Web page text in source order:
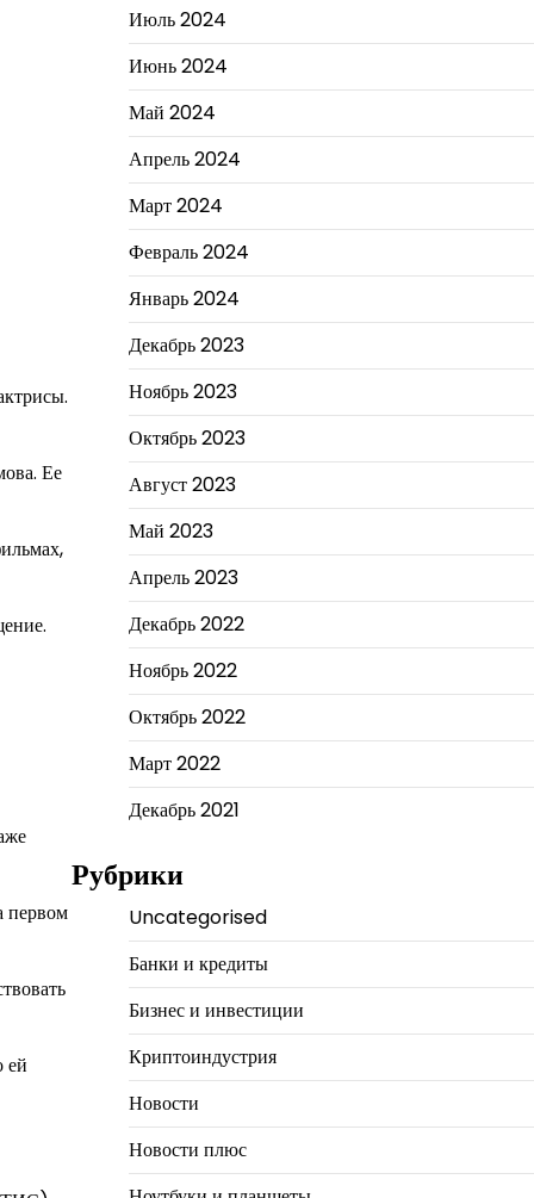
Ее
первом
ей
Июль 2024
Июнь 2024
Май 2024
Апрель 2024
Март 2024
Февраль 2024
Январь 2024
Декабрь 2023
Ноябрь 2023
Октябрь 2023
Август 2023
Май 2023
Апрель 2023
Декабрь 2022
Ноябрь 2022
Октябрь 2022
Март 2022
Декабрь 2021
Рубрики
Uncategorised
Банки и кредиты
Бизнес и инвестиции
Криптоиндустрия
Новости
Новости плюс